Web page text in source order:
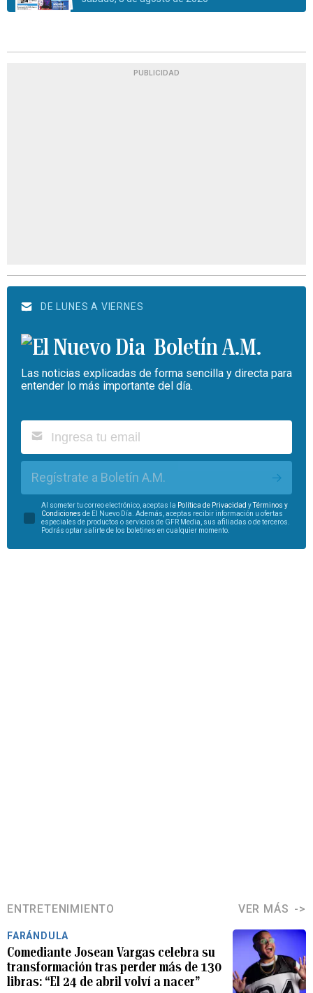
PUBLICIDAD
DE LUNES A VIERNES
Boletín A.M.
Las noticias explicadas de forma sencilla y directa para
entender lo más importante del día.
Regístrate a Boletín A.M.
Al someter tu correo electrónico, aceptas la Política de Privacidad yTérminos y
Condiciones de El Nuevo Día. Además, aceptas recibir información u ofertas
especiales de productos o servicios de GFR Media, sus afiliadas o de terceros.
Podrás optar salirte de los boletines en cualquier momento.
ENTRETENIMIENTO VER MÁS
FARÁNDULA
Comediante Josean Vargas celebra su
transformación tras perder más de 130
libras: “El 24 de abril volví a nacer”